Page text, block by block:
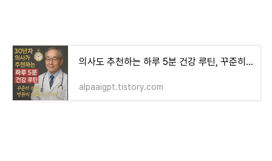
의사도 추천하는 하루 5분 건강 루틴, 꾸준히 하면 병원비 아낄 수 있어요
alpaaigpt.tistory.com